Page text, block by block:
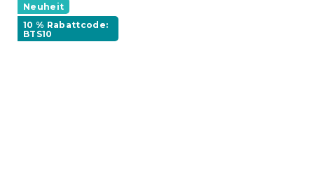
Neuheit
10 % Rabattcode:
BTS10